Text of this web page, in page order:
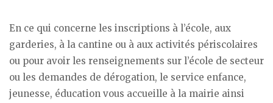
En ce qui concerne les inscriptions à l’école, aux
garderies, à la cantine ou à aux activités périscolaires
ou pour avoir les renseignements sur l’école de secteur
ou les demandes de dérogation, le service enfance,
jeunesse, éducation vous accueille à la mairie ainsi